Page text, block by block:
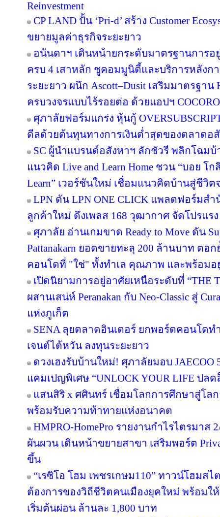
Reinvestment
CP LAND ปั้น ‘Pri-d’ สร้าง Customer
ขยายมูลค่าธุรกิจระยะยาว
อนันดาฯ เดินหน้ายกระดับมาตรฐานการอยู่
ครบ 4 เสาหลัก ชูคอมมูนิตี้และบริการหลังกา
ระยะยาว ผนึก Ascott–Dusit เสริมมาตรฐา
ครบวงจรแบบไร้รอยต่อ ด้วยแอปฯ COCORO
ศุภาลัยฟอร์มแกร่ง หุ้นกู้
ดีลด้วยต้นทุนทางการเงินต่ำสุดของตลาดอ
SC ผู้นำแบรนด์อสังหาฯ ลักชัวรี พลิกโฉมบ้
แนวคิด Live and Learn Home ชวน “บอย โ
Learn” เวอร์ชันใหม่ เชื่อมแนวคิดบ้านสู่ชีวิต
LPN ดัน LPN ONE CLICK แพลตฟอร์มส
ลูกค้าใหม่ ดึงเพลส 168 วุฒากาศ จัดโปรแร
ศุภาลัย อ่านเกมขาด Ready to Move ดัน
Pattanakarn ยอดขายทะลุ 200 ล้านบาท ต
คอนโดที่ "ใช่" ทั้งทำเล คุณภาพ และพร้อมอ
เปิดนิยามการอยู่อาศัยเหนือระดับที่ “THE
ผสานเสน่ห์ Peranakan กับ Neo-Classic สู่
แห่งภูเก็ต
SENA ลุยตลาดอินเตอร์ ยกพอร์ตคอนโดท
เจนต์ไต้หวัน ลงทุนระยะยาว
ดวงเฮงรับบ้านใหม่! ศุภาลัยมอบ
แคมเปญพิเศษ “UNLOCK YOUR LIFE ปล
แสนสิริ x ศศินทร์ เชื่อมโลกการศึกษาสู่โลก
พร้อมรับความท้าทายแห่งอนาคต
HMPRO-HomePro รายงานกำไรไตรมาส
ผันผวน เดินหน้าขยายสาขา เสริมพอร์ต
ขึ้น
“เรซิโอ โฮม เพชรเกษม110” ทาวน์โฮมส
ต้องการของวิถีชีวิตคนเมืองยุคใหม่ พร้อมให้
เริ่มต้นผ่อน ล้านละ 1,800 บาท